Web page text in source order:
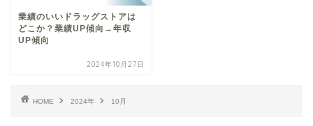
業績のいいドラッグストアは
どこか？業績UP傾向→年収
UP傾向
2024年10月27日
HOME 2024年 10月